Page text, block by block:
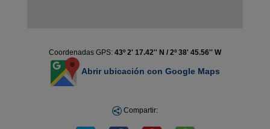
Coordenadas GPS: 43º 2' 17.42'' N / 2º 38' 45.56'' W
Abrir ubicación con Google Maps
Compartir: